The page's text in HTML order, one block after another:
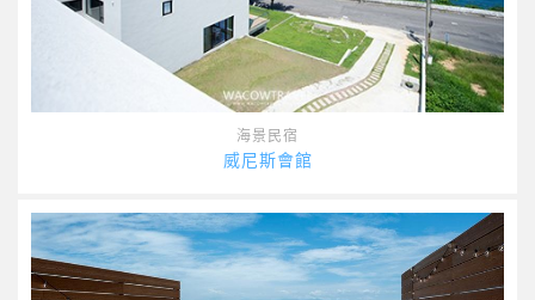
海景民宿
威尼斯會館